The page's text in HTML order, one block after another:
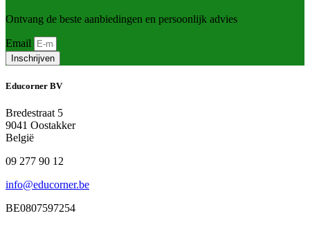
Ontvang de beste aanbiedingen en persoonlijk advies
Email
Inschrijven
Educorner BV
Bredestraat 5
9041 Oostakker
België
09 277 90 12
info@educorner.be
BE0807597254